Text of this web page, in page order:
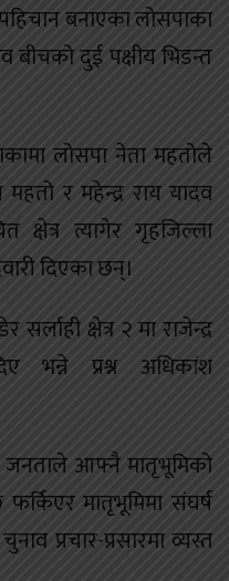
बनाएका लोसपाका
बीचको दुई पक्षीय भिडन्त
लोसपा नेता महतोले
र महेन्द्र राय यादव
क्षेत्र त्यागेर गृहजिल्ला
दिएका छन्।
क्षेत्र २ मा राजेन्द्र
भन्ने प्रश्न अधिकांश
जनताले आफ्नै मातृभूमिको
मातृभूमिमा संघर्ष
प्रचार-प्रसारमा व्यस्त